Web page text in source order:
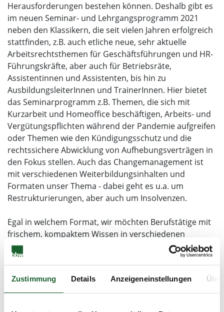
Zustimmung Details Anzeigeneinstellungen
Herausforderungen bestehen können. Deshalb gibt es
im neuen Seminar- und Lehrgangsprogramm 2021
neben den Klassikern, die seit vielen Jahren erfolgreich
stattfinden, z.B. auch etliche neue, sehr aktuelle
Arbeitsrechtsthemen für Geschäftsführungen und HR-
Führungskräfte, aber auch für Betriebsräte,
Assistentinnen und Assistenten, bis hin zu
AusbildungsleiterInnen und TrainerInnen. Hier bietet
das Seminarprogramm z.B. Themen, die sich mit
Kurzarbeit und Homeoffice beschäftigen, Arbeits- und
Vergütungspflichten während der Pandemie aufgreifen
oder Themen wie den Kündigungsschutz und die
rechtssichere Abwicklung von Aufhebungsverträgen in
den Fokus stellen. Auch das Changemanagement ist
mit verschiedenen Weiterbildungsinhalten und
Formaten unser Thema - dabei geht es u.a. um
Restrukturierungen, aber auch um Insolvenzen.
Egal in welchem Format, wir möchten Berufstätige mit
frischem, kompaktem Wissen in verschiedenen
Weiterbildungsformaten auf ihre neuen Arbeitswelten
vorbereiten - sei es mit einem Ein- bis Zwei-
Workshops, einem Coaching, einer Mediation oder
einem mehrere Monate dauernden